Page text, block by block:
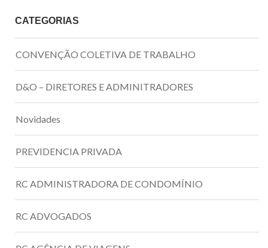
CATEGORIAS
CONVENÇÃO COLETIVA DE TRABALHO
D&O – DIRETORES E ADMINITRADORES
Novidades
PREVIDENCIA PRIVADA
RC ADMINISTRADORA DE CONDOMÍNIO
RC ADVOGADOS